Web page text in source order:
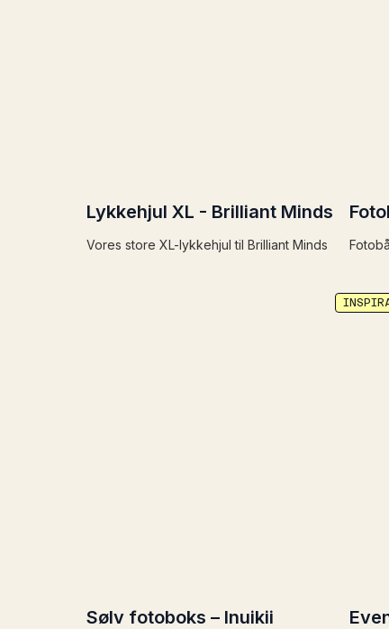
Lykkehjul XL - Brilliant Minds
Vores store XL-lykkehjul til Brilliant Minds
Sølv fotoboks – Inuikii